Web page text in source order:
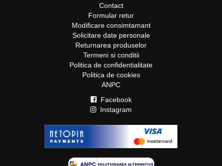
Contact
Formular retur
Modificare consimtamant
Solicitare date personale
Returnarea produselor
Termeni si conditii
Politica de confidentialitate
Politica de cookies
ANPC
Facebook
Instagram